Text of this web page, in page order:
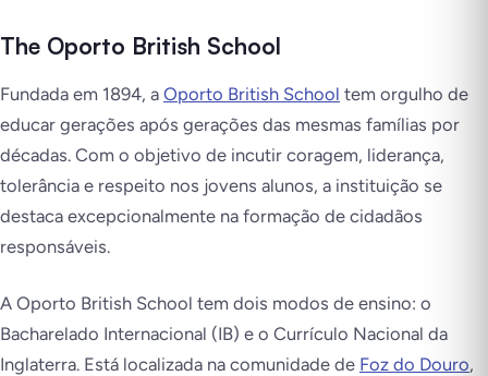
The Oporto British School
Fundada em 1894, a Oporto British School tem orgulho de
educar gerações após gerações das mesmas famílias por
décadas. Com o objetivo de incutir coragem, liderança,
tolerância e respeito nos jovens alunos, a instituição se
destaca excepcionalmente na formação de cidadãos
responsáveis.
A Oporto British School tem dois modos de ensino: o
Bacharelado Internacional (IB) e o Currículo Nacional da
Inglaterra. Está localizada na comunidade de Foz do Douro,